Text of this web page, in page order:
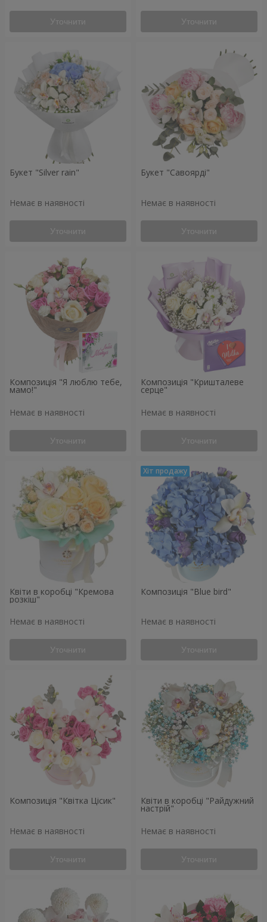
Уточнити Уточнити
Букет "Silver rain"
Немає в наявності
Уточнити
Букет "Савоярді"
Немає в наявності
Уточнити
Композиція "Я люблю тебе,
мамо!"
Немає в наявності
Уточнити
Композиція "Кришталеве
серце"
Немає в наявності
Уточнити
Квіти в коробці "Кремова
розкіш"
Немає в наявності
Уточнити
Композиція "Blue bird"
Немає в наявності
Уточнити
Композиція "Квітка Цісик"
Немає в наявності
Уточнити
Квіти в коробці "Райдужний
настрій"
Немає в наявності
Уточнити